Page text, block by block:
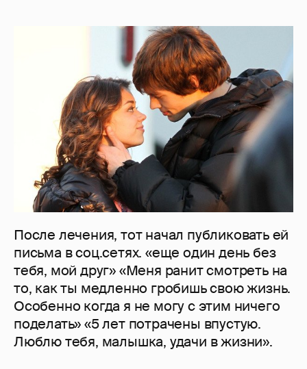
После лечения, тот начал публиковать ей
письма в соц.сетях. «еще один день без
тебя, мой друг» «Меня ранит смотреть на
то, как ты медленно гробишь свою жизнь.
Особенно когда я не могу с этим ничего
поделать» «5 лет потрачены впустую.
Люблю тебя, малышка, удачи в жизни».